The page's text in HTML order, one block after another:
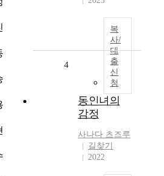
복
사/
대
출
신
청
4
동인녀의
감정
사나다 츠즈루
길찾기
2022